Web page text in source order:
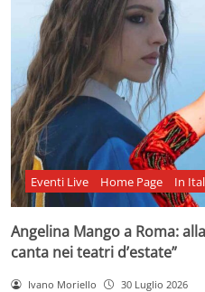
Eventi Live Home Page In
Angelina Mango a Roma:
canta nei teatri d’estate”
Ivano Moriello 30 Luglio 2026